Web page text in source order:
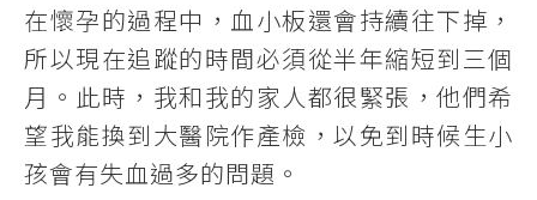
在懷孕的過程中，血小板還會持續往下掉，
所以現在追蹤的時間必須從半年縮短到三個
月。此時，我和我的家人都很緊張，他們希
望我能換到大醫院作產檢，以免到時候生小
孩會有失血過多的問題。